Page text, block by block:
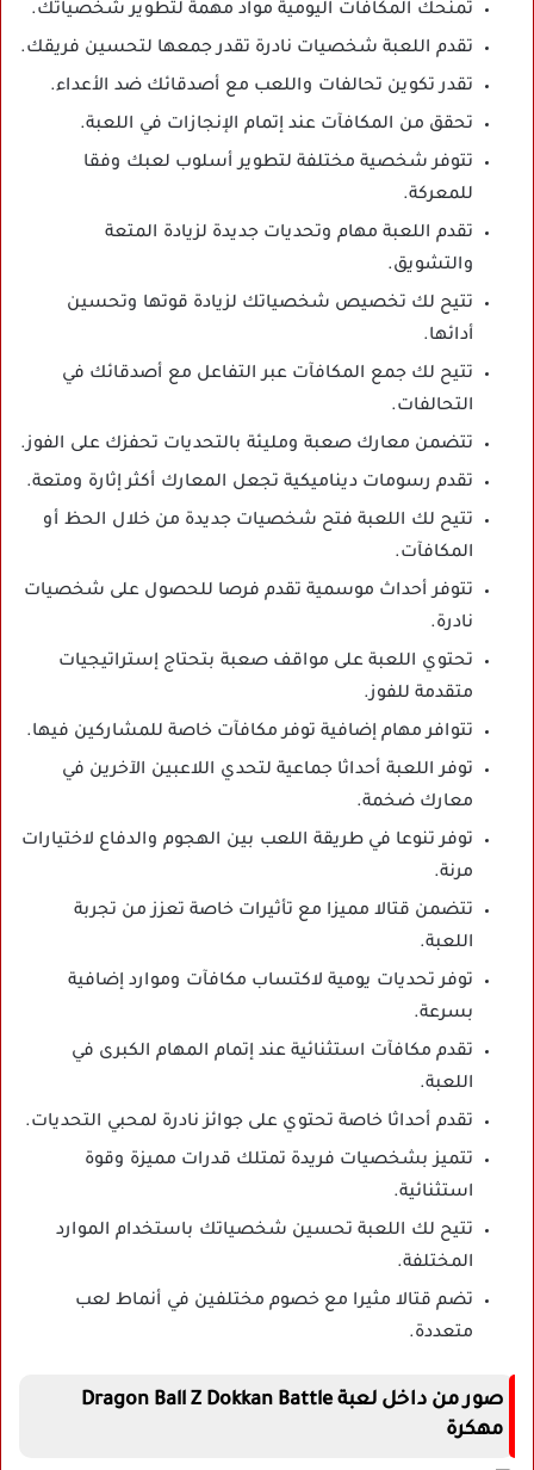
تمنحك المكافآت اليومية مواد مهمة لتطوير شخصياتك.
تقدم اللعبة شخصيات نادرة تقدر جمعها لتحسين فريقك.
تقدر تكوين تحالفات واللعب مع أصدقائك ضد الأعداء.
تحقق من المكافآت عند إتمام الإنجازات في اللعبة.
تتوفر شخصية مختلفة لتطوير أسلوب لعبك وفقا
للمعركة.
تقدم اللعبة مهام وتحديات جديدة لزيادة المتعة
والتشويق.
تتيح لك تخصيص شخصياتك لزيادة قوتها وتحسين
أدائها.
تتيح لك جمع المكافآت عبر التفاعل مع أصدقائك في
التحالفات.
تتضمن معارك صعبة ومليئة بالتحديات تحفزك على الفوز.
تقدم رسومات ديناميكية تجعل المعارك أكثر إثارة ومتعة.
تتيح لك اللعبة فتح شخصيات جديدة من خلال الحظ أو
المكافآت.
تتوفر أحداث موسمية تقدم فرصا للحصول على شخصيات
نادرة.
تحتوي اللعبة على مواقف صعبة بتحتاج إستراتيجيات
متقدمة للفوز.
تتوافر مهام إضافية توفر مكافآت خاصة للمشاركين فيها.
توفر اللعبة أحداثا جماعية لتحدي اللاعبين الآخرين في
معارك ضخمة.
توفر تنوعا في طريقة اللعب بين الهجوم والدفاع لاختيارات
مرنة.
تتضمن قتالا مميزا مع تأثيرات خاصة تعزز من تجربة
اللعبة.
توفر تحديات يومية لاكتساب مكافآت وموارد إضافية
بسرعة.
تقدم مكافآت استثنائية عند إتمام المهام الكبرى في
اللعبة.
تقدم أحداثا خاصة تحتوي على جوائز نادرة لمحبي التحديات.
تتميز بشخصيات فريدة تمتلك قدرات مميزة وقوة
استثنائية.
تتيح لك اللعبة تحسين شخصياتك باستخدام الموارد
المختلفة.
تضم قتالا مثيرا مع خصوم مختلفين في أنماط لعب
متعددة.
صور من داخل لعبة Dragon Ball Z Dokkan Battle
مهكرة